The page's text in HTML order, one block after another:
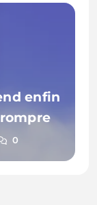
enfin
0